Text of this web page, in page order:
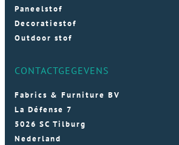
Paneelstof
Decoratiestof
Outdoor stof
CONTACTGEGEVENS
Fabrics & Furniture BV
La Défense 7
5026 SC Tilburg
Nederland